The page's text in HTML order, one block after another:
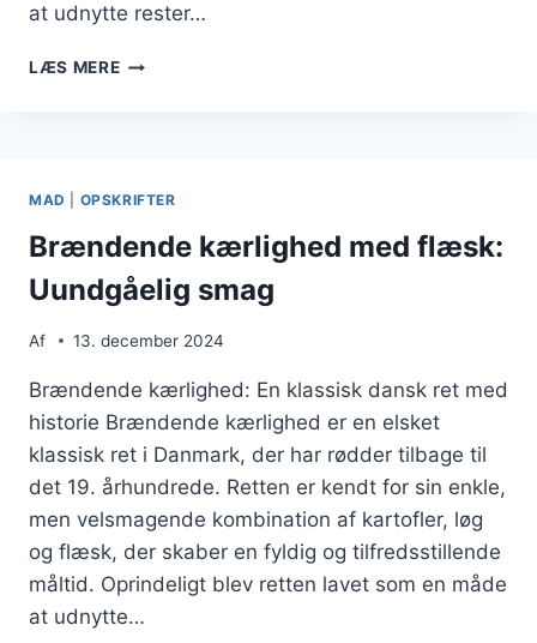
at udnytte rester…
LÆS MEREBRÆNDENDE
LEJLIGHEDER
MAD OPSKRIFTER
Brændende kærlighed med flæsk:
Uundgåelig smag
Af 13. december 2024
Brændende kærlighed: En klassisk dansk ret med
historie Brændende kærlighed er en elsket
klassisk ret i Danmark, der har rødder tilbage til
det 19. århundrede. Retten er kendt for sin enkle,
men velsmagende kombination af kartofler, løg
og flæsk, der skaber en fyldig og tilfredsstillende
måltid. Oprindeligt blev retten lavet som en måde
at udnytte…